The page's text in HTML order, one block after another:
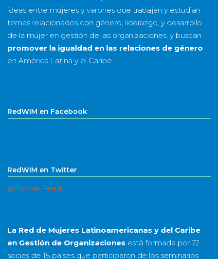
ideas entre mujeres y varones que trabajan y estudian
temas relacionados con género, liderazgo, y desarrollo
de la mujer en gestión de las organizaciones, y buscan
promover la igualdad en las relaciones de género
en América Latina y el Caribe.
RedWIM en Facebook
RedWIM en Twitter
@Twitter Feed
La Red de Mujeres Latinoamericanas y del Caribe
en Gestión de Organizaciones está formada por 72
socias de 15 países que participaron de los seminarios